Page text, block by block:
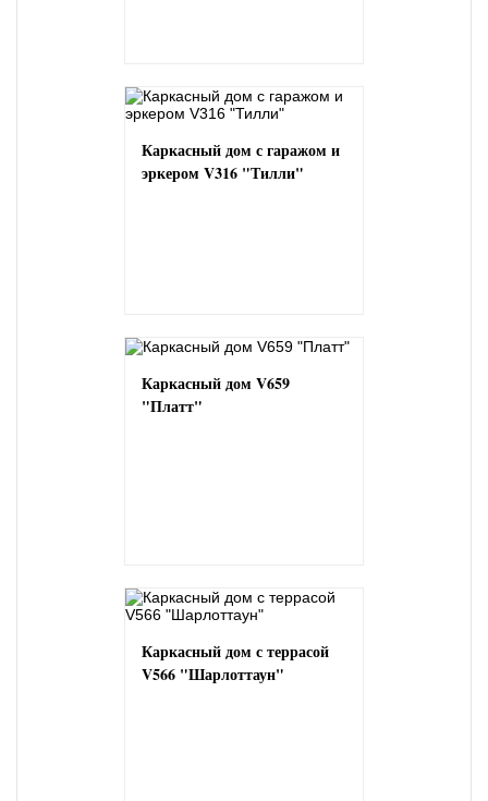
Каркасный дом с гаражом и
эркером V316 "Тилли"
Каркасный дом V659
"Платт"
Каркасный дом с террасой
V566 "Шарлоттаун"